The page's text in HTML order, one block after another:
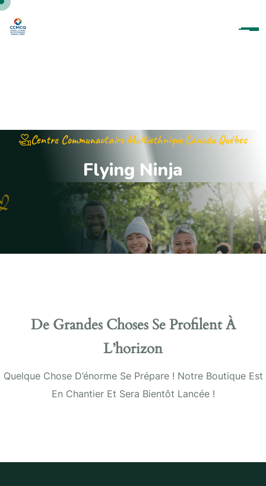
Centre Communautaire Multiethnique Canada Québec
Flying Ninja
De Grandes Choses Se Profilent À
L’horizon
Quelque Chose D’énorme Se Prépare ! Notre Boutique Est
En Chantier Et Sera Bientôt Lancée !